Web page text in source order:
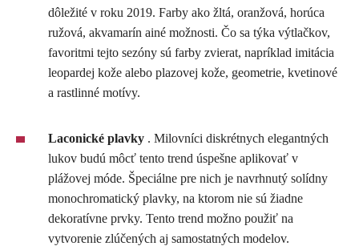
dôležité v roku 2019. Farby ako žltá, oranžová, horúca
ružová, akvamarín ainé možnosti. Čo sa týka výtlačkov,
favoritmi tejto sezóny sú farby zvierat, napríklad imitácia
leopardej kože alebo plazovej kože, geometrie, kvetinové
a rastlinné motívy.
Laconické plavky . Milovníci diskrétnych elegantných
lukov budú môcť tento trend úspešne aplikovať v
plážovej móde. Špeciálne pre nich je navrhnutý solídny
monochromatický plavky, na ktorom nie sú žiadne
dekoratívne prvky. Tento trend možno použiť na
vytvorenie zlúčených aj samostatných modelov.